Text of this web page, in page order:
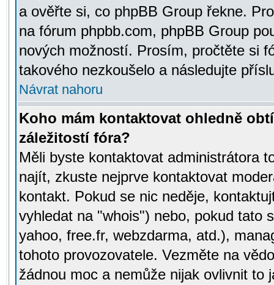
a ověřte si, co phpBB Group řekne.
na fórum phpbb.com, phpBB Group
nových možností. Prosím, pročtěte si
takového nezkoušelo a následujte
Návrat nahoru
Koho mám kontaktovat ohledně
záležitostí fóra?
Měli byste kontaktovat administrátora
najít, zkuste nejprve kontaktovat
kontakt. Pokud se nic neděje,
vyhledat na "whois") nebo, pokud tato
yahoo, free.fr, webzdarma, atd.),
tohoto provozovatele. Vezměte na
žádnou moc a nemůže nijak ovlivnit to